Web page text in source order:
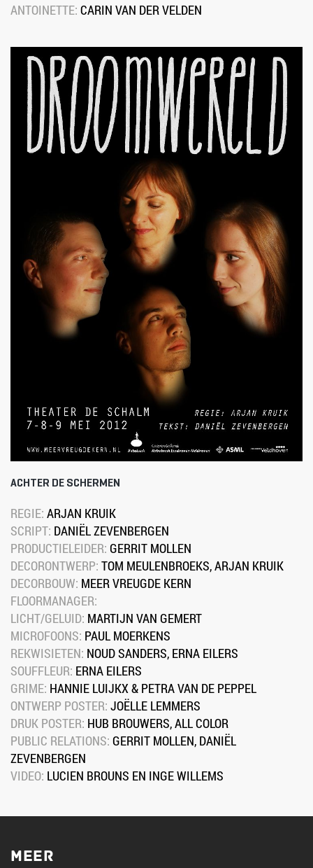
ANTOINETTE: CARIN VAN DER VELDEN
ACHTER DE SCHERMEN
REGIE: ARJAN KRUIK
SCRIPT: DANIËL ZEVENBERGEN
PRODUCTIELEIDER: GERRIT MOLLEN
DECORONTWERP: TOM MEULENBROEKS, ARJAN KRUIK
DECORBOUW: MEER VREUGDE KERN
FLOORMANAGER:
LICHT/GELUID: MARTIJN VAN GEMERT
MICROFOONS: PAUL MOERKENS
REKWISIETEN: NOUD SANDERS, ERNA EILERS
SOUFFLEUR: ERNA EILERS
GRIME: HANNIE LUIJKX & PETRA VAN DE PEPPEL
ONTWERP POSTER: JOËLLE LEMMERS
DRUK POSTER: HUB BROUWERS, ALL COLOR
PUBLIC RELATIONS: GERRIT MOLLEN, DANIËL
ZEVENBERGEN
VIDEO: LUCIEN BROUNS EN INGE WILLEMS
MEER